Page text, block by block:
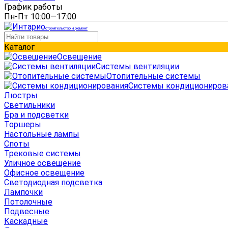
График работы
Пн-Пт 10:00—17:00
строительство и ремонт
Каталог
Освещение
Системы вентиляции
Отопительные системы
Системы
Люстры
Светильники
Бра и подсветки
Торшеры
Настольные лампы
Споты
Трековые системы
Уличное освещение
Офисное освещение
Светодиодная подсветка
Лампочки
Потолочные
Подвесные
Каскадные